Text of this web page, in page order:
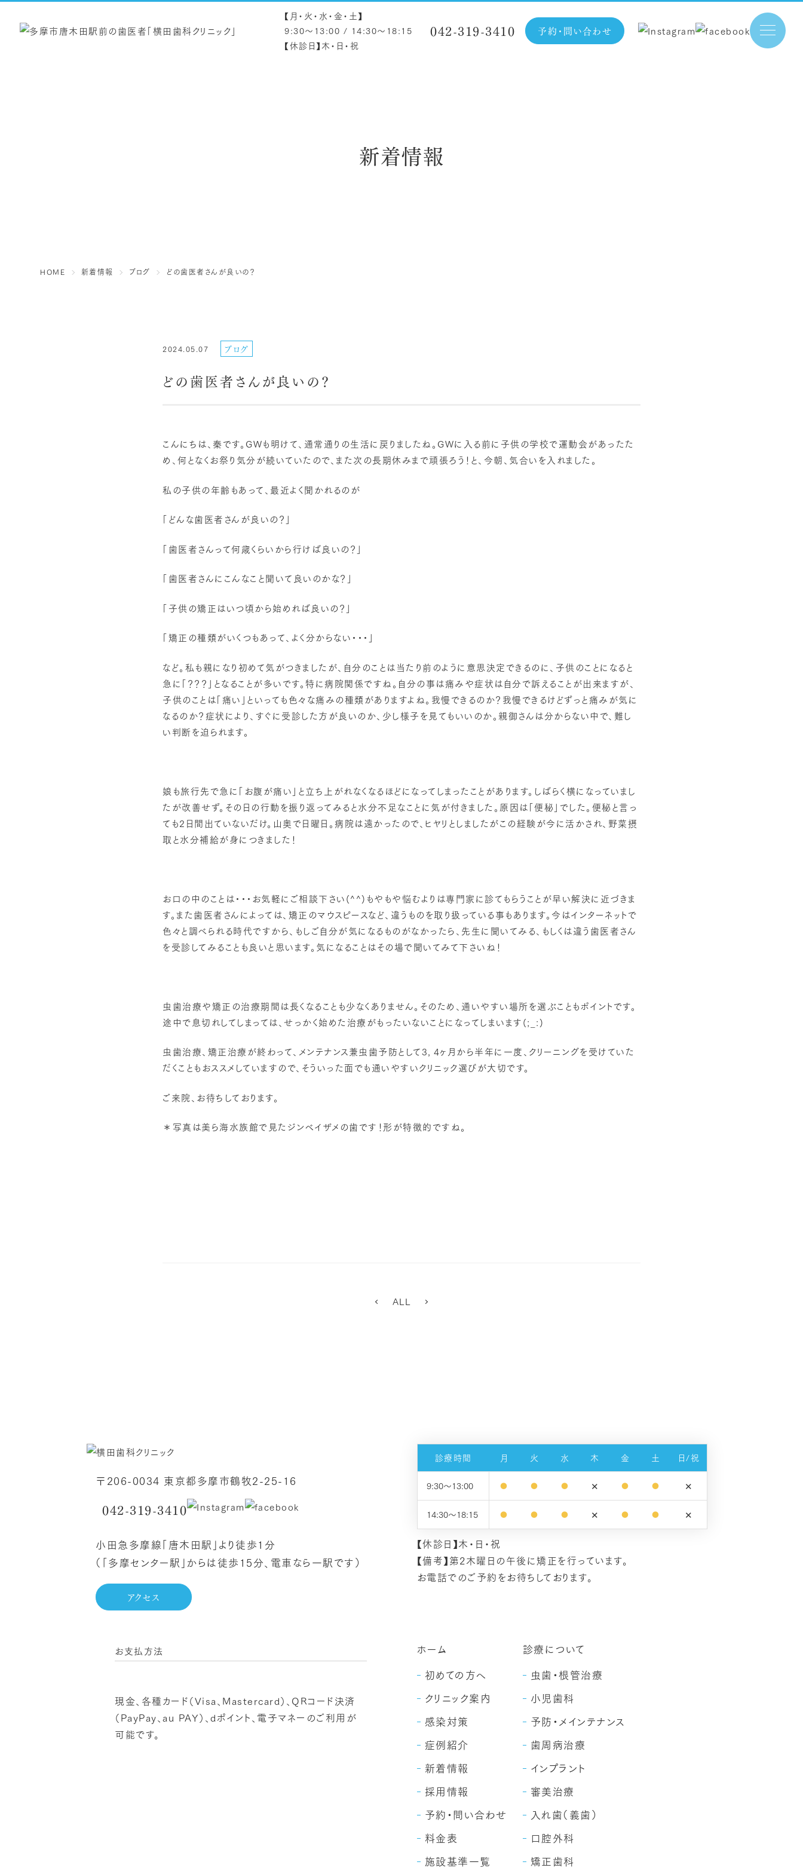
【月・火・水・金・土】
9:30～13:00 / 14:30～18:15
【休診日】木・日・祝
042-319-3410 予約・問い合わせ
メニュ
新着情報
HOME 新着情報 ブログ どの歯医者さんが良いの？
2024.05.07 ブログ
どの歯医者さんが良いの？
こんにちは、秦です。GWも明けて、通常通りの生活に戻りましたね。GWに入る前に子供の学校で運動会があったた
め、何となくお祭り気分が続いていたので、また次の長期休みまで頑張ろう！と、今朝、気合いを入れました。
私の子供の年齢もあって、最近よく聞かれるのが
「どんな歯医者さんが良いの？」
「歯医者さんって何歳くらいから行けば良いの？」
「歯医者さんにこんなこと聞いて良いのかな？」
「子供の矯正はいつ頃から始めれば良いの？」
「矯正の種類がいくつもあって、よく分からない・・・」
など。私も親になり初めて気がつきましたが、自分のことは当たり前のように意思決定できるのに、子供のことになると
急に「？？？」となることが多いです。特に病院関係ですね。自分の事は痛みや症状は自分で訴えることが出来ますが、
子供のことは「痛い」といっても色々な痛みの種類がありますよね。我慢できるのか？我慢できるけどずっと痛みが気に
なるのか？症状により、すぐに受診した方が良いのか、少し様子を見てもいいのか。親御さんは分からない中で、難し
い判断を迫られます。
娘も旅行先で急に「お腹が痛い」と立ち上がれなくなるほどになってしまったことがあります。しばらく横になっていまし
たが改善せず。その日の行動を振り返ってみると水分不足なことに気が付きました。原因は「便秘」でした。便秘と言っ
ても2日間出ていないだけ。山奥で日曜日。病院は遠かったので、ヒヤリとしましたがこの経験が今に活かされ、野菜摂
取と水分補給が身につきました！
お口の中のことは・・・お気軽にご相談下さい(^^)もやもや悩むよりは専門家に診てもらうことが早い解決に近づきま
す。また歯医者さんによっては、矯正のマウスピースなど、違うものを取り扱っている事もあります。今はインターネットで
色々と調べられる時代ですから、もしご自分が気になるものがなかったら、先生に聞いてみる、もしくは違う歯医者さん
を受診してみることも良いと思います。気になることはその場で聞いてみて下さいね！
虫歯治療や矯正の治療期間は長くなることも少なくありません。そのため、通いやすい場所を選ぶこともポイントです。
途中で息切れしてしまっては、せっかく始めた治療がもったいないことになってしまいます(;_:)
虫歯治療、矯正治療が終わって、メンテナンス兼虫歯予防として3，4ヶ月から半年に一度、クリーニングを受けていた
だくこともおススメしていますので、そういった面でも通いやすいクリニック選びが大切です。
ご来院、お待ちしております。
＊写真は美ら海水族館で見たジンベイザメの歯です！形が特徴的ですね。
ALL
〒206-0034 東京都多摩市鶴牧2-25-16
042-319-3410
小田急多摩線「唐木田駅」より徒歩1分
（「多摩センター駅」からは徒歩15分、電車なら一駅です）
アクセス
お支払方法
現金、各種カード（Visa、Mastercard）、QRコード決済
（PayPay、au PAY）、dポイント、電子マネーのご利用が
可能です。
診療時間 月 火 水 木 金 土 日/祝
9:30～13:00 ● ● ● ✕ ● ● ✕
14:30～18:15 ● ● ● ✕ ● ● ✕
【休診日】木・日・祝
【備考】第2木曜日の午後に矯正を行っています。
お電話でのご予約をお待ちしております。
ホーム
初めての方へ
クリニック案内
感染対策
症例紹介
新着情報
採用情報
予約・問い合わせ
料金表
施設基準一覧
診療について
虫歯・根管治療
小児歯科
予防・メインテナンス
歯周病治療
インプラント
審美治療
入れ歯（義歯）
口腔外科
矯正歯科